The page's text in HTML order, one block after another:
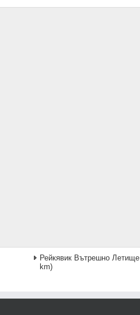
Рейкявик Вътрешно Летище
km)